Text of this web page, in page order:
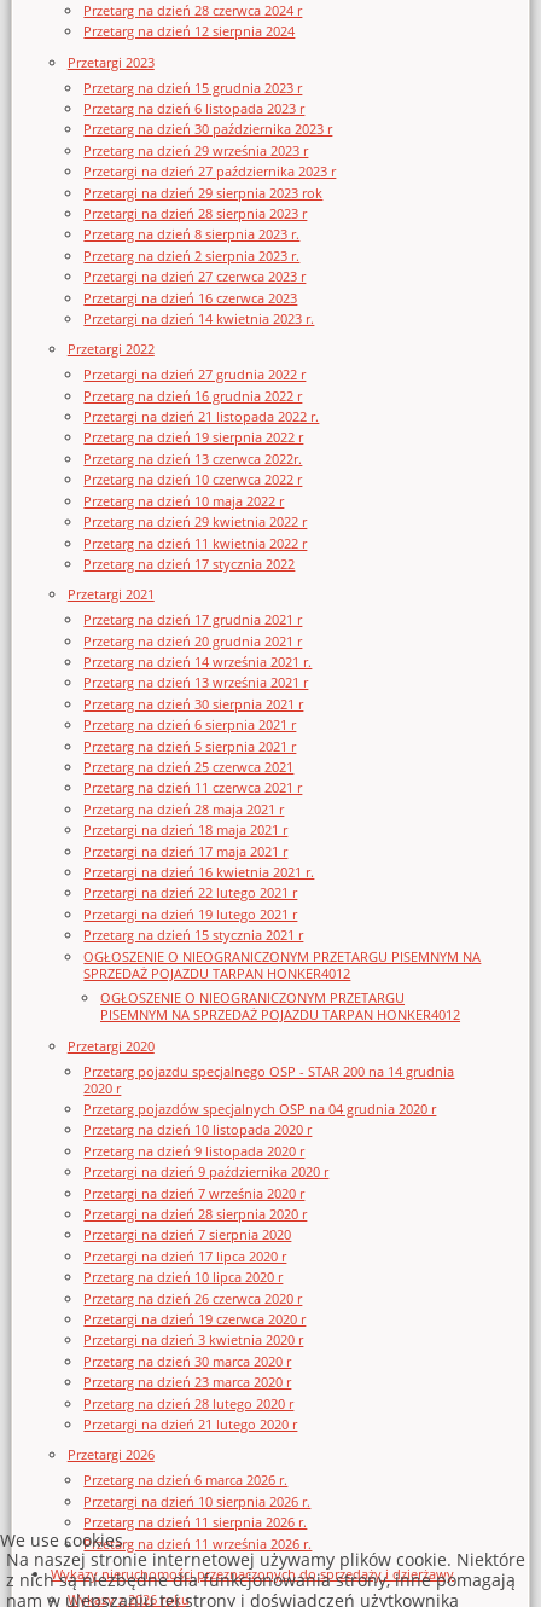
Przetarg na dzień 28 czerwca 2024 r
Przetarg na dzień 12 sierpnia 2024
Przetargi 2023
Przetarg na dzień 15 grudnia 2023 r
Przetarg na dzień 6 listopada 2023 r
Przetarg na dzień 30 października 2023 r
Przetarg na dzień 29 września 2023 r
Przetargi na dzień 27 października 2023 r
Przetargi na dzień 29 sierpnia 2023 rok
Przetargi na dzień 28 sierpnia 2023 r
Przetarg na dzień 8 sierpnia 2023 r.
Przetarg na dzień 2 sierpnia 2023 r.
Przetargi na dzień 27 czerwca 2023 r
Przetargi na dzień 16 czerwca 2023
Przetargi na dzień 14 kwietnia 2023 r.
Przetargi 2022
Przetargi na dzień 27 grudnia 2022 r
Przetarg na dzień 16 grudnia 2022 r
Przetargi na dzień 21 listopada 2022 r.
Przetarg na dzień 19 sierpnia 2022 r
Przetarg na dzień 13 czerwca 2022r.
Przetarg na dzień 10 czerwca 2022 r
Przetarg na dzień 10 maja 2022 r
Przetarg na dzień 29 kwietnia 2022 r
Przetarg na dzień 11 kwietnia 2022 r
Przetarg na dzień 17 stycznia 2022
Przetargi 2021
Przetarg na dzień 17 grudnia 2021 r
Przetarg na dzień 20 grudnia 2021 r
Przetarg na dzień 14 września 2021 r.
Przetarg na dzień 13 września 2021 r
Przetarg na dzień 30 sierpnia 2021 r
Przetarg na dzień 6 sierpnia 2021 r
Przetarg na dzień 5 sierpnia 2021 r
Przetarg na dzień 25 czerwca 2021
Przetarg na dzień 11 czerwca 2021 r
Przetarg na dzień 28 maja 2021 r
Przetargi na dzień 18 maja 2021 r
Przetargi na dzień 17 maja 2021 r
Przetargi na dzień 16 kwietnia 2021 r.
Przetargi na dzień 22 lutego 2021 r
Przetargi na dzień 19 lutego 2021 r
Przetarg na dzień 15 stycznia 2021 r
OGŁOSZENIE O NIEOGRANICZONYM PRZETARGU PISEMNYM NA
SPRZEDAŻ POJAZDU TARPAN HONKER4012
OGŁOSZENIE O NIEOGRANICZONYM PRZETARGU
PISEMNYM NA SPRZEDAŻ POJAZDU TARPAN HONKER4012
Przetargi 2020
Przetarg pojazdu specjalnego OSP - STAR 200 na 14 grudnia
2020 r
Przetarg pojazdów specjalnych OSP na 04 grudnia 2020 r
Przetarg na dzień 10 listopada 2020 r
Przetarg na dzień 9 listopada 2020 r
Przetargi na dzień 9 października 2020 r
Przetargi na dzień 7 września 2020 r
Przetargi na dzień 28 sierpnia 2020 r
Przetargi na dzień 7 sierpnia 2020
Przetargi na dzień 17 lipca 2020 r
Przetarg na dzień 10 lipca 2020 r
Przetarg na dzień 26 czerwca 2020 r
Przetargi na dzień 19 czerwca 2020 r
Przetargi na dzień 3 kwietnia 2020 r
Przetarg na dzień 30 marca 2020 r
Przetarg na dzień 23 marca 2020 r
Przetarg na dzień 28 lutego 2020 r
Przetargi na dzień 21 lutego 2020 r
Przetargi 2026
Przetarg na dzień 6 marca 2026 r.
Przetargi na dzień 10 sierpnia 2026 r.
Przetarg na dzień 11 sierpnia 2026 r.
Przetarg na dzień 11 września 2026 r.
Wykazy nieruchomości przeznaczonych do sprzedaży i dzierżawy
Wykazy z 2026 roku
We use cookies
Na naszej stronie internetowej używamy plików cookie. Niektóre
z nich są niezbędne dla funkcjonowania strony, inne pomagają
nam w ulepszaniu tej strony i doświadczeń użytkownika